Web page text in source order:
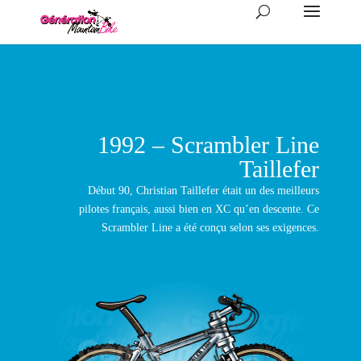
1992 – Scrambler Line
Taillefer
Début 90, Christian Taillefer était un des meilleurs
pilotes français, aussi bien en XC qu’en descente. Ce
Scrambler Line a été conçu selon ses exigences.